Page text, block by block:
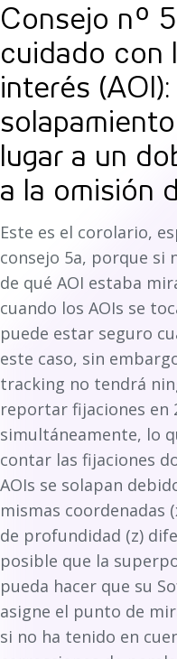
Consejo nº
cuidado con
interés (AOI):
lugar a un
a la omisión
Este es el corolario,
consejo 5a, porque si
de qué AOI estaba
cuando los AOIs se
puede estar seguro
este caso, sin
tracking no tendrá
reportar fijaciones en
simultáneamente, lo
contar las fijaciones
AOIs se solapan
mismas coordenadas
de profundidad (z)
posible que la
pueda hacer que su
asigne el punto de
si no ha tenido en